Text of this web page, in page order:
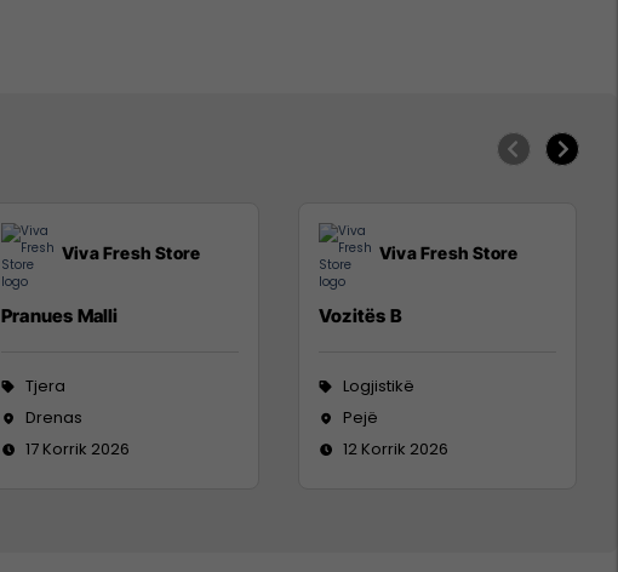
Viva Fresh Store
Pranues Malli
Tjera
Drenas
17 Korrik 2026
Viva Fresh Store
Vozitës B
Logjistikë
Pejë
12 Korrik 2026